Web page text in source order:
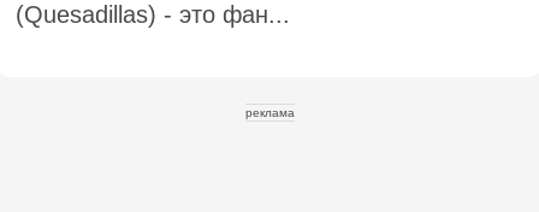
(Quesadillas) - это фан...
реклама